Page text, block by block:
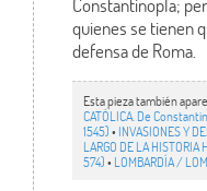
quienes se tienen
defensa de Roma.
Esta pieza también
CATÓLICA. De
1545)• INVASIONES Y
LARGO DE LA HISTORIA
574)• LOMBARDÍA /